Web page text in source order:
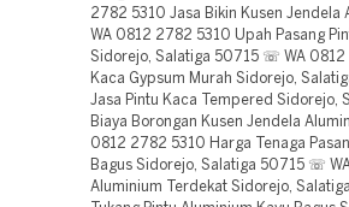
2782 5310 Jasa Bikin Kusen
WA 0812 2782 5310 Upah Pasang
Sidorejo, Salatiga 50715 ☏ WA 0812
Kaca Gypsum Murah Sidorejo,
Jasa Pintu Kaca Tempered
Biaya Borongan Kusen Jendela
0812 2782 5310 Harga Tenaga
Bagus Sidorejo, Salatiga 50715 ☏
Aluminium Terdekat Sidorejo,